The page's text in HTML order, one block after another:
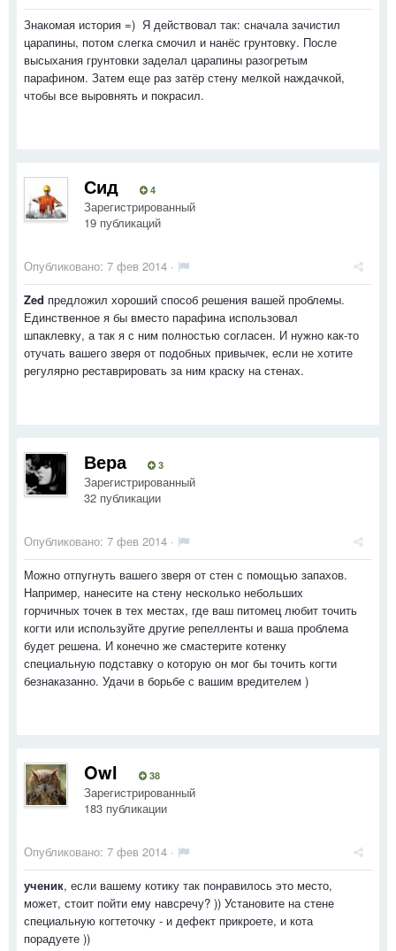
Знакомая история =) Я действовал так: сначала зачистил
царапины, потом слегка смочил и нанёс грунтовку. После
высыхания грунтовки заделал царапины разогретым
парафином. Затем еще раз затёр стену мелкой наждачкой,
чтобы все выровнять и покрасил.
Сид 4
Зарегистрированный
19 публикаций
Опубликовано: 7 фев 2014 ·
Zed предложил хороший способ решения вашей проблемы.
Единственное я бы вместо парафина использовал
шпаклевку, а так я с ним полностью согласен. И нужно как-то
отучать вашего зверя от подобных привычек, если не хотите
регулярно реставрировать за ним краску на стенах.
Вера 3
Зарегистрированный
32 публикации
Опубликовано: 7 фев 2014 ·
Можно отпугнуть вашего зверя от стен с помощью запахов.
Например, нанесите на стену несколько небольших
горчичных точек в тех местах, где ваш питомец любит точить
когти или используйте другие репелленты и ваша проблема
будет решена. И конечно же смастерите котенку
специальную подставку о которую он мог бы точить когти
безнаказанно. Удачи в борьбе с вашим вредителем )
Owl 38
Зарегистрированный
183 публикации
Опубликовано: 7 фев 2014 ·
ученик, если вашему котику так понравилось это место,
может, стоит пойти ему навсречу? )) Установите на стене
специальную когтеточку - и дефект прикроете, и кота
порадуете ))